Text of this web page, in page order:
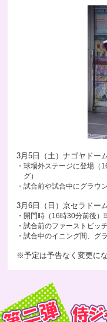
3月5日（土）ナゴヤドー
・球場外ステージに登場（
グ）
・試合前や試合中にグラウ
3月6日（日）京セラドー
・開門時（16時30分前後）
・試合前のファーストピッ
・試合中のイニング間、グ
※予定は予告なく変更に